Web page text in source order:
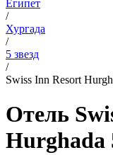
Египет
/
Хургада
/
5 звезд
/
Swiss Inn Resort
Отель
Hurghada